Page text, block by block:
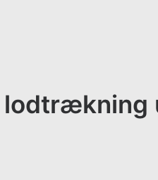
lodtrækning